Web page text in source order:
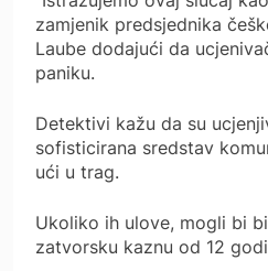
zamjenik predsjednika
Laube dodajući da
paniku.
Detektivi kažu da su
sofisticirana sredstav
ući u trag.
Ukoliko ih ulove, mogli bi
zatvorsku kaznu od 12